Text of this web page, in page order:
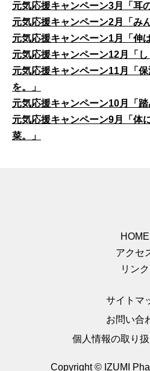
元気応援キャンペーン3月「耳
元気応援キャンペーン2月「み
元気応援キャンペーン1月「伸
元気応援キャンペーン12月「し
元気応援キャンペーン11月「
を。」
元気応援キャンペーン10月「踏
元気応援キャンペーン9月「体
菜。」
HOME
アクセ
リンク
サイトマ
お問い合
個人情報の取り
Copyright © IZUMI